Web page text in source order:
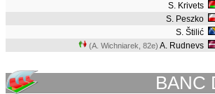
S. Krivets
S. Peszko
S. Štilić
(A. Wichniarek, 82e) A. Rudnevs
BANC